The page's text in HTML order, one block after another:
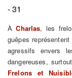
- 31
ÀCharlas, les
guêpes
agressifs envers
dangereuses,
Frelons et